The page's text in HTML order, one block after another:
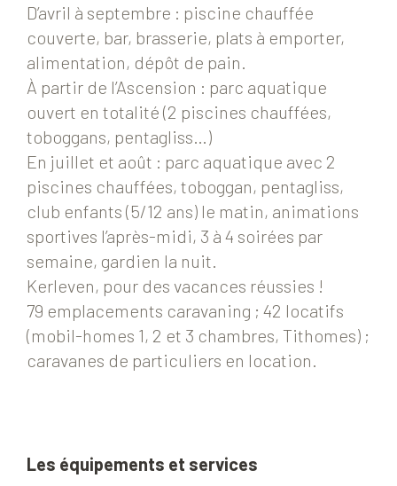
D’avril à septembre : piscine chauffée
couverte, bar, brasserie, plats à emporter,
alimentation, dépôt de pain.
À partir de l’Ascension : parc aquatique
ouvert en totalité (2 piscines chauffées,
toboggans, pentagliss…)
En juillet et août : parc aquatique avec 2
piscines chauffées, toboggan, pentagliss,
club enfants (5/12 ans) le matin, animations
sportives l’après-midi, 3 à 4 soirées par
semaine, gardien la nuit.
Kerleven, pour des vacances réussies !
79 emplacements caravaning ; 42 locatifs
(mobil-homes 1, 2 et 3 chambres, Tithomes) ;
caravanes de particuliers en location.
Les équipements et services